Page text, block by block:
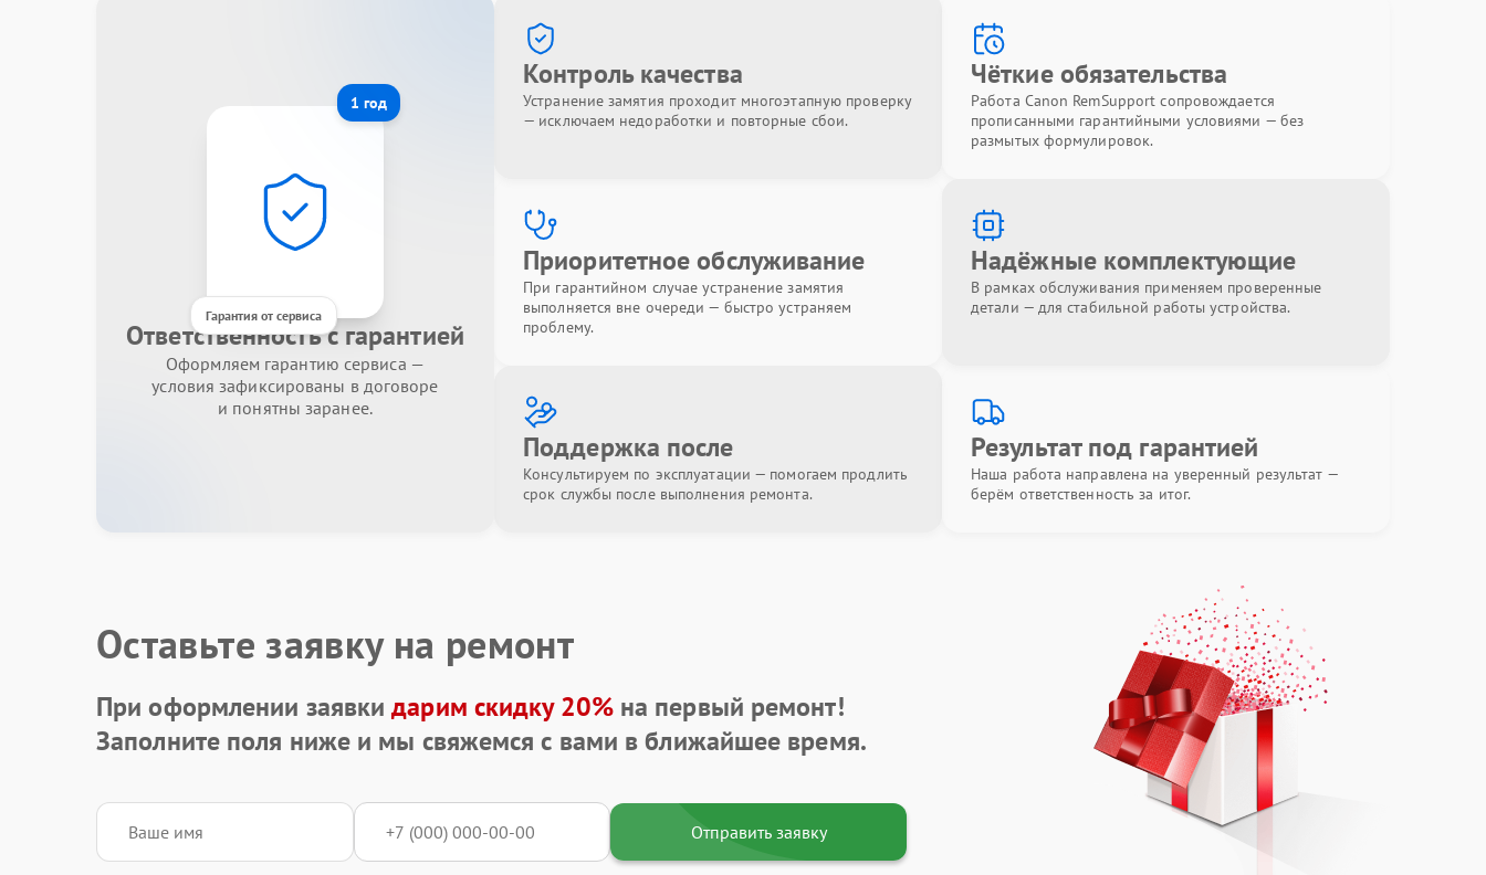
1 год
Гарантия от сервиса
Ответственность с гарантией
Оформляем гарантию сервиса —
условия зафиксированы в договоре
и понятны заранее.
Контроль качества
Устранение замятия проходит многоэтапную проверку
— исключаем недоработки и повторные сбои.
Чёткие обязательства
Работа Canon RemSupport сопровождается
прописанными гарантийными условиями — без
размытых формулировок.
Приоритетное обслуживание
При гарантийном случае устранение замятия
выполняется вне очереди — быстро устраняем
проблему.
Надёжные комплектующие
В рамках обслуживания применяем проверенные
детали — для стабильной работы устройства.
Поддержка после
Консультируем по эксплуатации — помогаем продлить
срок службы после выполнения ремонта.
Результат под гарантией
Наша работа направлена на уверенный результат —
берём ответственность за итог.
Оставьте заявку на ремонт
При оформлении заявкидарим скидку 20%на первый ремонт!
Заполните поля ниже и мы свяжемся с вами в ближайшее время.
Отправить заявку